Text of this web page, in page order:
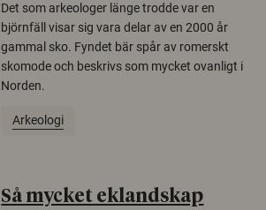
Det som arkeologer länge trodde var en
björnfäll visar sig vara delar av en 2000 år
gammal sko. Fyndet bär spår av romerskt
skomode och beskrivs som mycket ovanligt i
Norden.
Arkeologi
Så mycket eklandskap